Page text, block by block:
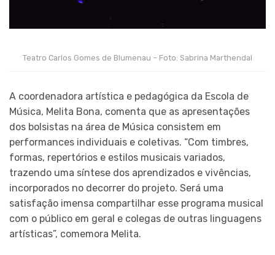
Teatro Carlos Gomes de Blumenau – Foto: Sabrina Marthendal
A coordenadora artística e pedagógica da Escola de
Música, Melita Bona, comenta que as apresentações
dos bolsistas na área de Música consistem em
performances individuais e coletivas. “Com timbres,
formas, repertórios e estilos musicais variados,
trazendo uma síntese dos aprendizados e vivências,
incorporados no decorrer do projeto. Será uma
satisfação imensa compartilhar esse programa musical
com o público em geral e colegas de outras linguagens
artísticas”, comemora Melita.